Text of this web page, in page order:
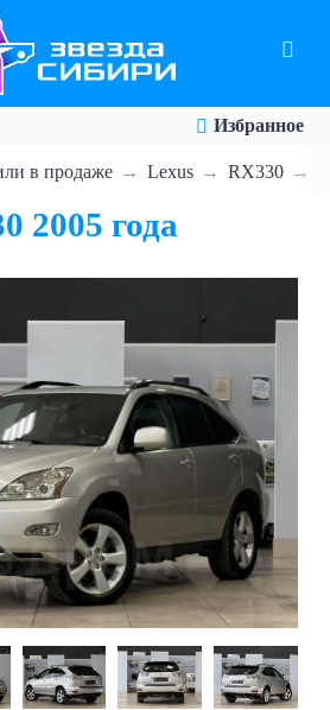
Избранное
в продаже Lexus RX330
2005 года